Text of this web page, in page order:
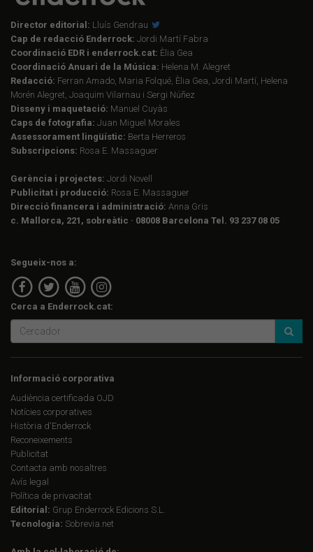
Director editorial: Lluís Gendrau
Cap de redacció Enderrock: Jordi Martí Fabra
Coordinació EDR i enderrock.cat: Èlia Gea
Coordinació Anuari de la Música: Helena M. Alegret
Redacció: Ferran Amado, Maria Folqué, Èlia Gea, Jordi Martí, Helena
Morén Alegret, Joaquim Vilarnau i Sergi Núñez
Disseny i maquetació: Manuel Cuyàs
Caps de fotografia: Juan Miguel Morales
Assessorament lingüístic: Berta Herreros
Subscripcions: Rosa E. Massaguer
Gerència i projectes: Jordi Novell
Publicitat i producció: Rosa E. Massaguer
Direcció financera i administració: Anna Gris
c. Mallorca, 221, sobreàtic · 08008 Barcelona Tel. 93 237 08 05
Segueix-nos a:
Cerca a Enderrock.cat:
Informació corporativa
Audiència certificada OJD
Notícies corporatives
Història d'Enderrock
Reconeixements
Publicitat
Contacta amb nosaltres
Avís legal
Política de privacitat
Editorial: Grup Enderrock Edicions S.L.
Tecnologia: Sobrevia.net